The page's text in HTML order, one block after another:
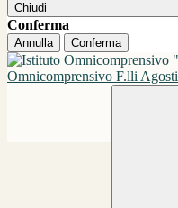
Chiudi
Conferma
Annulla Conferma
Omnicomprensivo F.lli Agosti